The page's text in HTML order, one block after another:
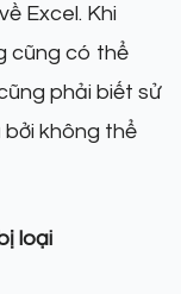
Excel. Khi
cũng có thể
phải biết sử
bởi không thể
loại